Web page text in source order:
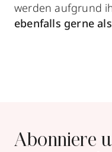
werden aufgrund
ebenfalls gerne als
Abonniere